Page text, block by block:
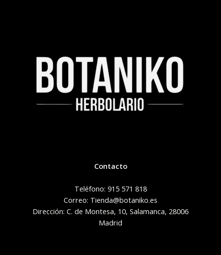
Contacto
Teléfono: 915 571 818
Correo: Tienda@botaniko.es
Dirección: C. de Montesa, 10, Salamanca, 28006
Madrid